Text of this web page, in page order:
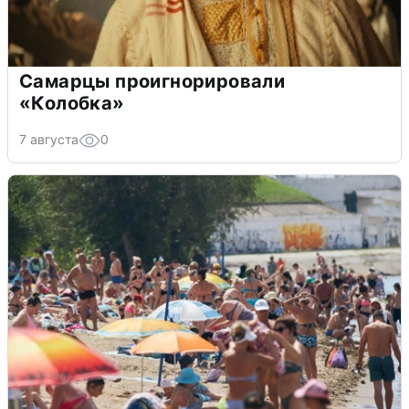
Самарцы проигнорировали
«Колобка»
7 августа 0